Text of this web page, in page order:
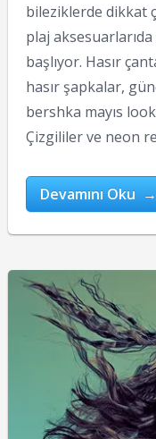
bileziklerde dikkat
plaj
başlıyor. Hasır
hasır şapkalar,
bershka mayıs
Çizgililer ve neon
Devamını Oku →